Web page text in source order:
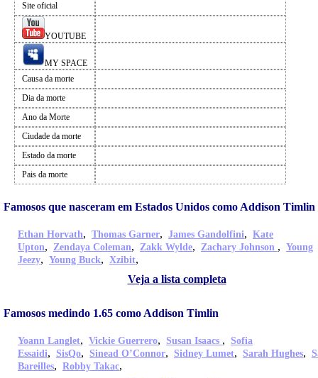
Site oficial
YOUTUBE
MY SPACE
Causa da morte
Dia da morte
Ano da Morte
Ciudade da morte
Estado da morte
Pais da morte
Famosos que nasceram em Estados Unidos como Addison Timlin
Ethan Horvath, Thomas Garner, James Gandolfini, Kate
Upton, Zendaya Coleman, Zakk Wylde, Zachary Johnson , Young
Jeezy, Young Buck, Xzibit,
Veja a lista completa
Famosos medindo 1.65 como Addison Timlin
Yoann Langlet, Vickie Guerrero, Susan Isaacs , Sofia
Essaidi, SisQo, Sinead O’Connor, Sidney Lumet, Sarah Hughes,
Bareilles, Robby Takac,